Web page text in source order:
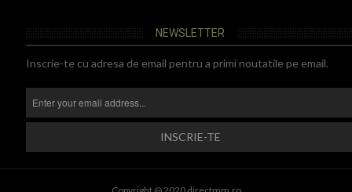
NEWSLETTER
Inscrie-te cu adresa de email pentru a primi noutatile pe email.